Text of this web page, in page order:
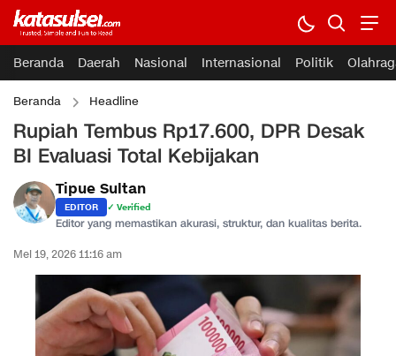
Beranda Daerah Nasional Internasional Politik
Beranda Headline
Rupiah Tembus Rp17.600, DPR Desak
BI Evaluasi Total Kebijakan
Tipue Sultan
EDITOR ✓ Verified
Editor yang memastikan akurasi, struktur, dan kualitas berita.
Mei 19, 2026 11:16 am